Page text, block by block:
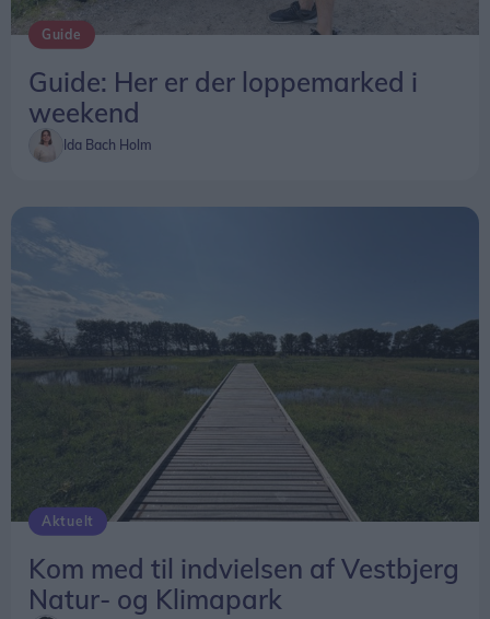
Hvor: Vester Hassing Bypark,
Rolighedsvej/Krogensvej/Fanøevej, 9310 Vodskov
Entré: Gratis
Vis mere
Guide
Guide: Her er der loppemarked i
weekend
Ida Bach Holm
Aktuelt
Kom med til indvielsen af Vestbjerg
Natur- og Klimapark